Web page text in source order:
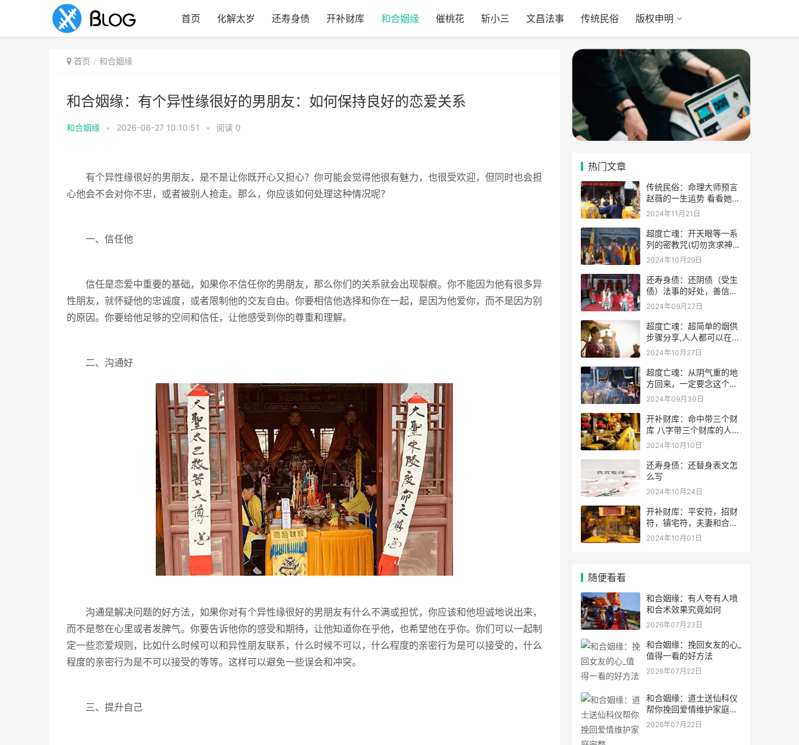
首页 化解太岁 还寿身债 开补财库 和合姻缘 催桃花 斩小三 文昌法事 传统民俗 版权申明
首页 和合姻缘
和合姻缘：有个异性缘很好的男朋友：如何保持良好的恋爱关系
和合姻缘 • 2026-06-27 10:10:51 • 阅读 0
有个异性缘很好的男朋友，是不是让你既开心又担心？你可能会觉得他很有魅力，也很受欢迎，但同时也会担
心他会不会对你不忠，或者被别人抢走。那么，你应该如何处理这种情况呢？
一、信任他
信任是恋爱中重要的基础，如果你不信任你的男朋友，那么你们的关系就会出现裂痕。你不能因为他有很多异
性朋友，就怀疑他的忠诚度，或者限制他的交友自由。你要相信他选择和你在一起，是因为他爱你，而不是因为别
的原因。你要给他足够的空间和信任，让他感受到你的尊重和理解。
二、沟通好
沟通是解决问题的好方法，如果你对有个异性缘很好的男朋友有什么不满或担忧，你应该和他坦诚地说出来，
而不是憋在心里或者发脾气。你要告诉他你的感受和期待，让他知道你在乎他，也希望他在乎你。你们可以一起制
定一些恋爱规则，比如什么时候可以和异性朋友联系，什么时候不可以，什么程度的亲密行为是可以接受的，什么
程度的亲密行为是不可以接受的等等。这样可以避免一些误会和冲突。
三、提升自己
热门文章
传统民俗：命理大师预言
赵薇的一生运势 看看她的
表示
2024年11月21日
超度亡魂：开天眼等一系
列的密教咒(切勿贪求神
通)
2024年10月29日
还寿身债：还阴债（受生
债）法事的好处，善信必
看！
2024年09月27日
超度亡魂：超简单的烟供
步骤分享,人人都可以在家
做烟供
2024年10月27日
超度亡魂：从阴气重的地
方回来，一定要念这个
咒！
2024年09月30日
开补财库：命中带三个财
库 八字带三个财库的人是
不是很有钱？
2024年10月10日
还寿身债：还替身表文怎
么写
2024年10月24日
开补财库：平安符，招财
符，镇宅符，夫妻和合符.
灵符符咒.
2024年10月01日
随便看看
和合姻缘：有人夸有人喷
和合术效果究竟如何
2026年07月23日
和合姻缘：挽回女友的心_
值得一看的好方法
2026年07月22日
和合姻缘：道士送仙科仪
帮你挽回爱情维护家庭完
整
2026年07月22日